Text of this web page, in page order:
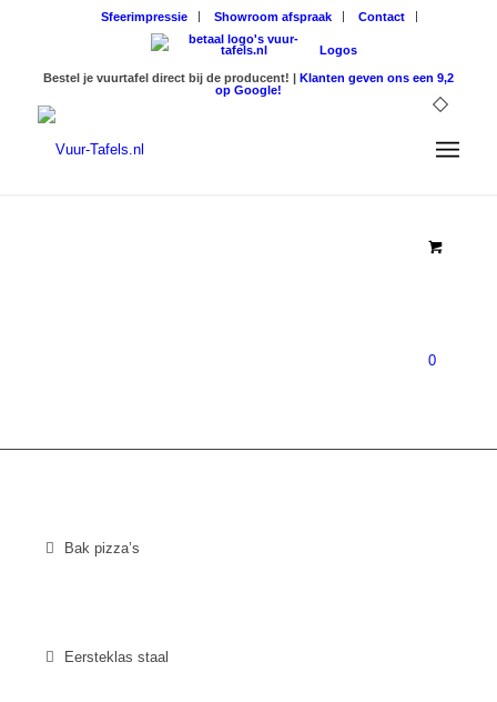
Sfeerimpressie Showroom afspraak Contact
Logos
Bestel je vuurtafel direct bij de producent! | Klanten geven ons een 9,2
op Google!
0
Bak pizza’s
Eersteklas staal